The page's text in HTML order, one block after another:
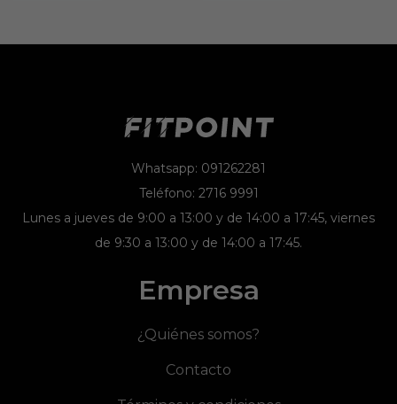
Whatsapp: 091262281
Teléfono: 2716 9991
Lunes a jueves de 9:00 a 13:00 y de 14:00 a 17:45, viernes
de 9:30 a 13:00 y de 14:00 a 17:45.
Empresa
¿Quiénes somos?
Contacto